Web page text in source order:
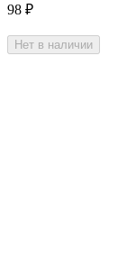
98 ₽
Нет в наличии